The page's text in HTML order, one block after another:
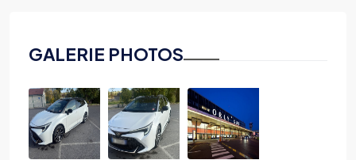
GALERIE PHOTOS